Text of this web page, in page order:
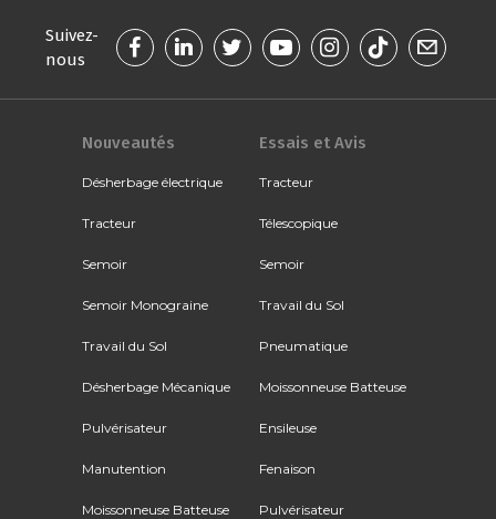
Suivez-
nous
Nouveautés
Désherbage électrique
Tracteur
Semoir
Semoir Monograine
Travail du Sol
Désherbage Mécanique
Pulvérisateur
Manutention
Moissonneuse Batteuse
Essais et Avis
Tracteur
Télescopique
Semoir
Travail du Sol
Pneumatique
Moissonneuse Batteuse
Ensileuse
Fenaison
Pulvérisateur